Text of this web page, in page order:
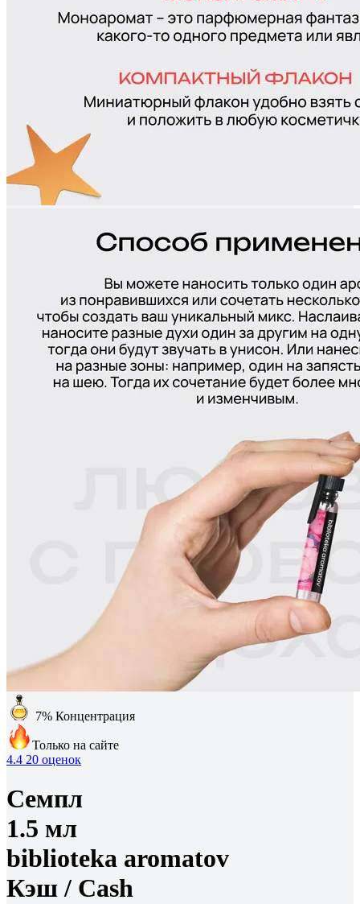
7% Концентрация
Только на сайте
4.4 20 оценок
Семпл
1.5 мл
biblioteka aromatov
Кэш / Cash